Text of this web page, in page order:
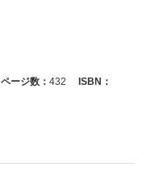
ページ数： 432
ISBN：